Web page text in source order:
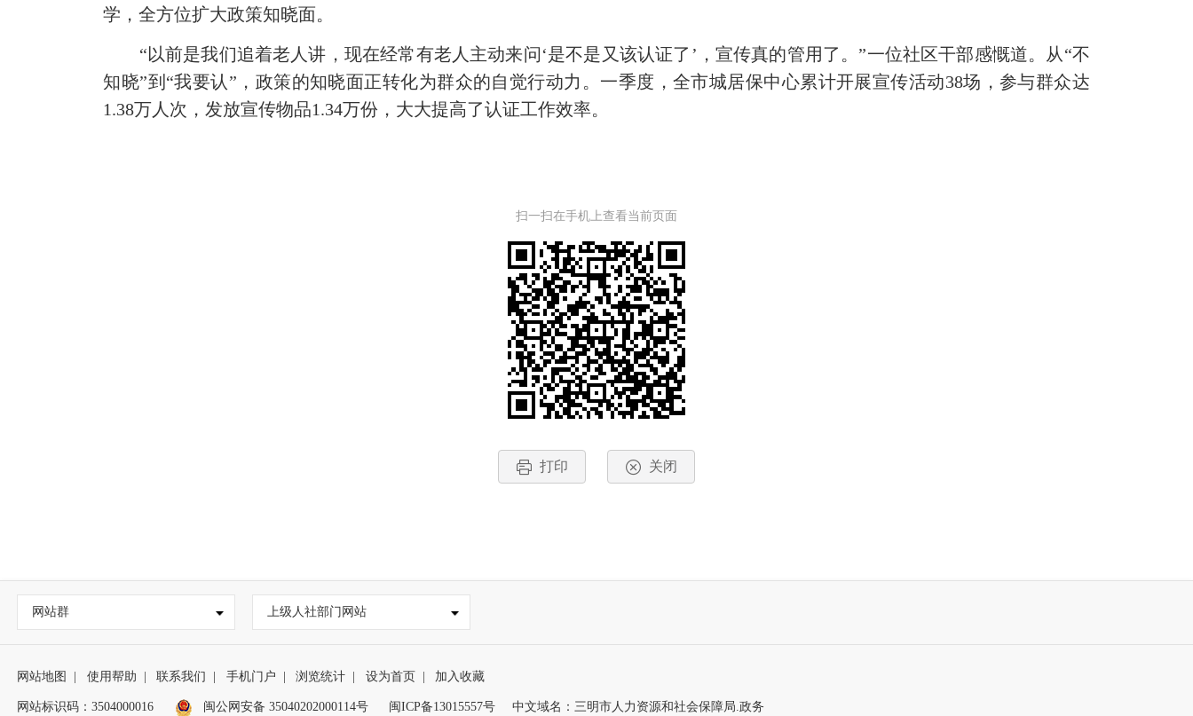
学，全方位扩大政策知晓面。
“以前是我们追着老人讲，现在经常有老人主动来问‘是不是又该认证了’，宣传真的管用了。”一位社区干部感慨道。从“不
知晓”到“我要认”，政策的知晓面正转化为群众的自觉行动力。一季度，全市城居保中心累计开展宣传活动38场，参与群众达
1.38万人次，发放宣传物品1.34万份，大大提高了认证工作效率。
扫一扫在手机上查看当前页面
打印 关闭
网站群 上级人社部门网站
网站地图 使用帮助 联系我们 手机门户 浏览统计 设为首页 加入收藏
网站标识码：3504000016 闽公网安备 35040202000114号 闽ICP备13015557号 中文域名：三明市人力资源和社会保障局.政务